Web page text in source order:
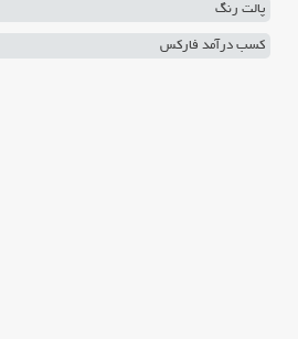
پالت رنگ
کسب درآمد فارکس